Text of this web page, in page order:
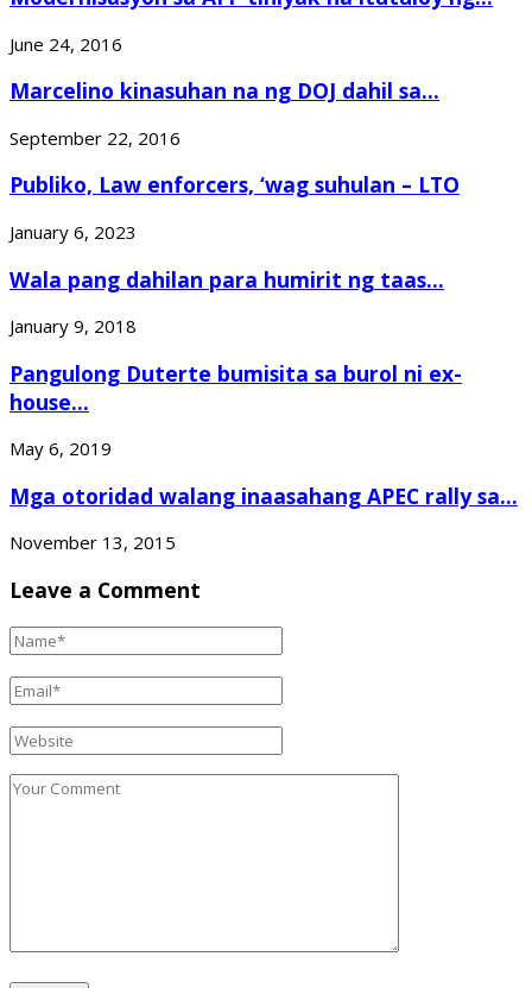
June 24, 2016
Marcelino kinasuhan na ng DOJ dahil sa...
September 22, 2016
Publiko, Law enforcers, ‘wag suhulan – LTO
January 6, 2023
Wala pang dahilan para humirit ng taas...
January 9, 2018
Pangulong Duterte bumisita sa burol ni ex-
house...
May 6, 2019
Mga otoridad walang inaasahang APEC rally sa...
November 13, 2015
Leave a Comment